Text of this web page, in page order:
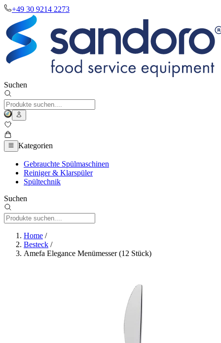
+49 30 9214 2273
Suchen
Kategorien
Gebrauchte Spülmaschinen
Reiniger & Klarspüler
Spültechnik
Suchen
Home /
Besteck /
Amefa Elegance Menümesser (12 Stück)